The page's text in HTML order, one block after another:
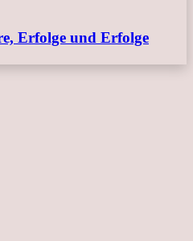
Erfolge und Erfolge